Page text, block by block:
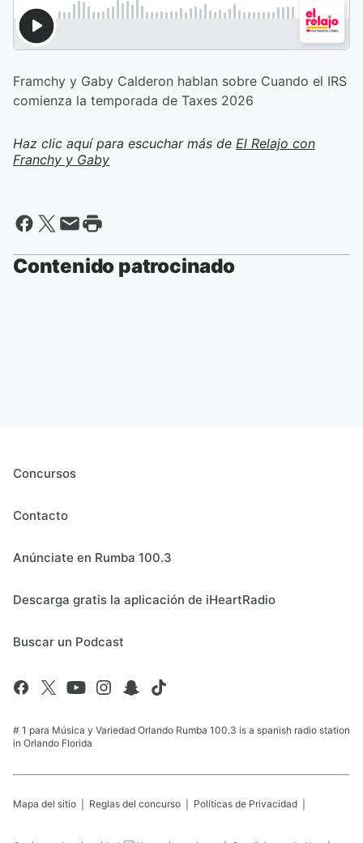
Framchy y Gaby Calderon hablan sobre Cuando el IRS
comienza la temporada de Taxes 2026
Haz clic aquí para escuchar más de El Relajo con
Franchy y Gaby
Contenido patrocinado
Concursos
Contacto
Anúnciate en Rumba 100.3
Descarga gratis la aplicación de iHeartRadio
Buscar un Podcast
# 1 para Música y Variedad Orlando Rumba 100.3 is a spanish radio station
in Orlando Florida
Mapa del sitio Reglas del concurso Políticas de Privacidad